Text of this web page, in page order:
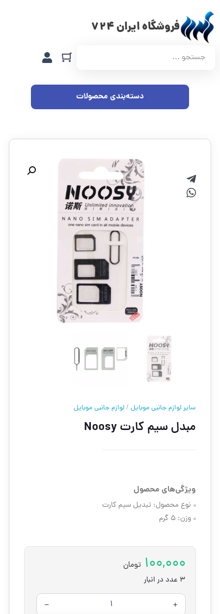
فروشگاه ایران 724
دسته‌بندی محصولات
سایر لوازم جانبی موبایل/لوازم جانبی موبایل
مبدل سیم کارت Noosy
ویژگی‌های محصول
نوع محصول: تبدیل سیم کارت
وزن: 5 گرم
100,000 تومان
3 عدد در انبار